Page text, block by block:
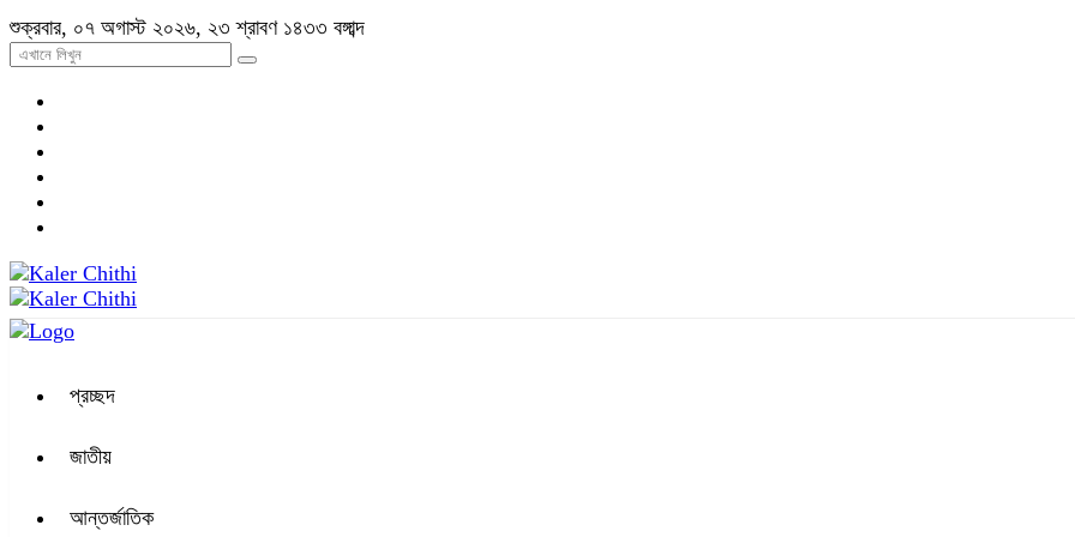
শুক্রবার, ০৭ অগাস্ট ২০২৬, ২৩ শ্রাবণ ১৪৩৩ বঙ্গাব্দ
প্রচ্ছদ
জাতীয়
আন্তর্জাতিক